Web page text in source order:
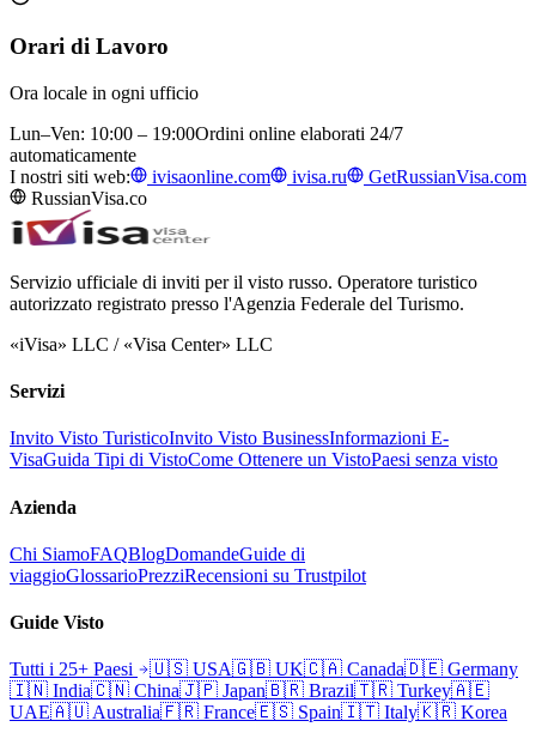
Orari di Lavoro
Ora locale in ogni ufficio
Lun–Ven: 10:00 – 19:00Ordini online elaborati 24/7
automaticamente
I nostri siti web:
ivisaonline.com ivisa.ru
GetRussianVisa.com
RussianVisa.co
Servizio ufficiale di inviti per il visto russo. Operatore turistico
autorizzato registrato presso l'Agenzia Federale del Turismo.
«iVisa» LLC / «Visa Center» LLC
Servizi
Invito Visto TuristicoInvito Visto BusinessInformazioni E-
VisaGuida Tipi di VistoCome Ottenere un VistoPaesi senza visto
Azienda
Chi SiamoFAQBlogDomandeGuide di
viaggioGlossarioPrezziRecensioni su Trustpilot
Guide Visto
Tutti i 25+ Paesi 🇺🇸 USA🇬🇧 UK🇨🇦 Canada🇩🇪 Germany
🇮🇳 India🇨🇳 China🇯🇵 Japan🇧🇷 Brazil🇹🇷 Turkey🇦🇪
UAE🇦🇺 Australia🇫🇷 France🇪🇸 Spain🇮🇹 Italy🇰🇷 Korea